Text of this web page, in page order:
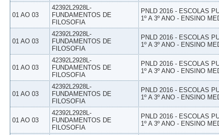
01 AO 03
42392L2928L-
FUNDAMENTOS DE
FILOSOFIA
PNLD 2016 - ESCOLAS
1º A 3º ANO - ENSINO
01 AO 03
42392L2928L-
FUNDAMENTOS DE
FILOSOFIA
PNLD 2016 - ESCOLAS
1º A 3º ANO - ENSINO
01 AO 03
42392L2928L-
FUNDAMENTOS DE
FILOSOFIA
PNLD 2016 - ESCOLAS
1º A 3º ANO - ENSINO
01 AO 03
42392L2928L-
FUNDAMENTOS DE
FILOSOFIA
PNLD 2016 - ESCOLAS
1º A 3º ANO - ENSINO
01 AO 03
42392L2928L-
FUNDAMENTOS DE
FILOSOFIA
PNLD 2016 - ESCOLAS
1º A 3º ANO - ENSINO